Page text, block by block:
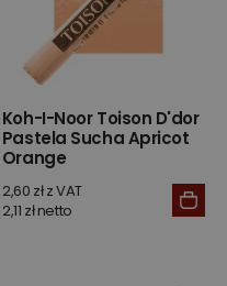
Koh-I-Noor Toison D'dor
Pastela Sucha Apricot
Orange
2,60 zł z VAT
2,11 zł netto